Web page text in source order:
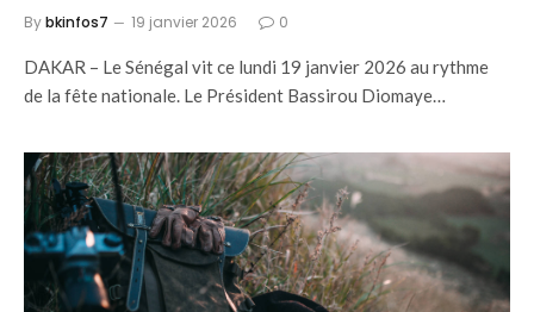
Bybkinfos7 19 janvier 2026 0
DAKAR – Le Sénégal vit ce lundi 19 janvier 2026 au rythme
de la fête nationale. Le Président Bassirou Diomaye…